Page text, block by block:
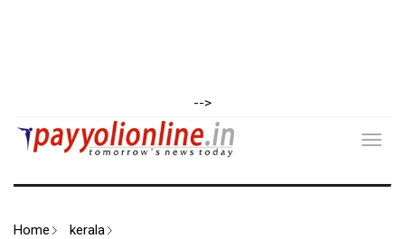
-->
Home kerala